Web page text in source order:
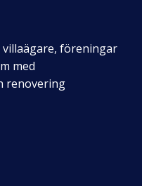
föreningar
med
renovering